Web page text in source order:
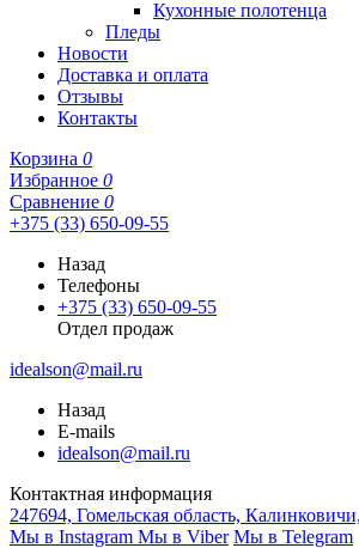
Кухонные полотенца
Пледы
Новости
Доставка и оплата
Отзывы
Контакты
Корзина 0
Избранное 0
Сравнение 0
+375 (33) 650-09-55
Назад
Телефоны
+375 (33) 650-09-55
Отдел продаж
idealson@mail.ru
Назад
E-mails
idealson@mail.ru
Контактная информация
247694, Гомельская область,
Мы в Instagram Мы в Viber Мы в Telegram